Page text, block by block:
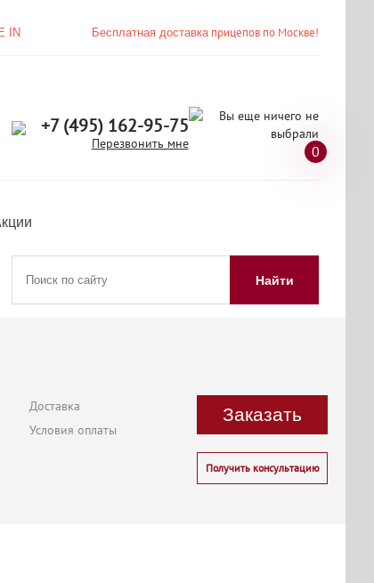
Бесплатная доставкаприцепов по Москве!
IN
+7 (495) 162-95-75
Перезвонить мне 0
Найти
Доставка
Условия оплаты
Заказать
Получить консультацию